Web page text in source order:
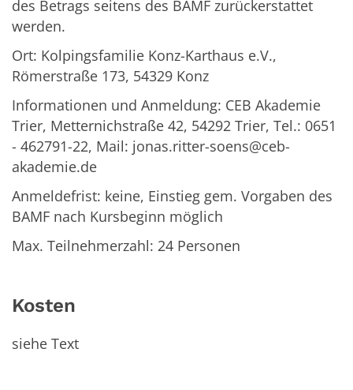
des Betrags seitens des BAMF zurückerstattet
werden.
Ort: Kolpingsfamilie Konz-Karthaus e.V.,
Römerstraße 173, 54329 Konz
Informationen und Anmeldung: CEB Akademie
Trier, Metternichstraße 42, 54292 Trier, Tel.: 0651
- 462791-22, Mail: jonas.ritter-soens@ceb-
akademie.de
Anmeldefrist: keine, Einstieg gem. Vorgaben des
BAMF nach Kursbeginn möglich
Max. Teilnehmerzahl: 24 Personen
Kosten
siehe Text